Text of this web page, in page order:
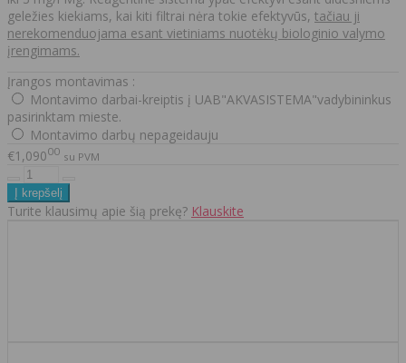
geležies kiekiams, kai kiti filtrai nėra tokie efektyvūs, tačiau ji
nerekomenduojama esant vietiniams nuotėkų biologinio valymo
įrengimams.
Įrangos montavimas :
Montavimo darbai-kreiptis į UAB"AKVASISTEMA"vadybininkus
pasirinktam mieste.
Montavimo darbų nepageidauju
€1,09000 su PVM
Turite klausimų apie šią prekę? Klauskite